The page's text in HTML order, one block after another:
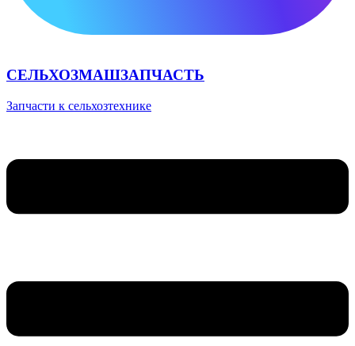
СЕЛЬХОЗМАШЗАПЧАСТЬ
Запчасти к сельхозтехнике